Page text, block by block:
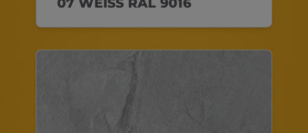
07 WEISS RAL 9016